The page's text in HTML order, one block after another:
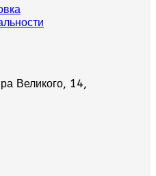
Великого, 14,